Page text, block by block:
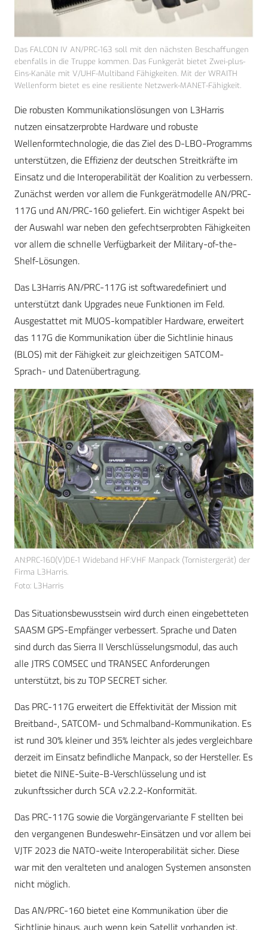
Das FALCON IV AN/PRC-163 soll mit den nächsten Beschaffungen
ebenfalls in die Truppe kommen. Das Funkgerät bietet Zwei-plus-
Eins-Kanäle mit V/UHF-Multiband Fähigkeiten. Mit der WRAITH
Wellenform bietet es eine resiliente Netzwerk-MANET-Fähigkeit.
Die robusten Kommunikationslösungen von L3Harris
nutzen einsatzerprobte Hardware und robuste
Wellenformtechnologie, die das Ziel des D-LBO-Programms
unterstützen, die Effizienz der deutschen Streitkräfte im
Einsatz und die Interoperabilität der Koalition zu verbessern.
Zunächst werden vor allem die Funkgerätmodelle AN/PRC-
117G und AN/PRC-160 geliefert. Ein wichtiger Aspekt bei
der Auswahl war neben den gefechtserprobten Fähigkeiten
vor allem die schnelle Verfügbarkeit der Military-of-the-
Shelf-Lösungen.
Das L3Harris AN/PRC-117G ist softwaredefiniert und
unterstützt dank Upgrades neue Funktionen im Feld.
Ausgestattet mit MUOS-kompatibler Hardware, erweitert
das 117G die Kommunikation über die Sichtlinie hinaus
(BLOS) mit der Fähigkeit zur gleichzeitigen SATCOM-
Sprach- und Datenübertragung.
AN:PRC-160(V)DE-1 Wideband HF:VHF Manpack (Tornistergerät) der
Firma L3Harris.
Foto: L3Harris
Das Situationsbewusstsein wird durch einen eingebetteten
SAASM GPS-Empfänger verbessert. Sprache und Daten
sind durch das Sierra II Verschlüsselungsmodul, das auch
alle JTRS COMSEC und TRANSEC Anforderungen
unterstützt, bis zu TOP SECRET sicher.
Das PRC-117G erweitert die Effektivität der Mission mit
Breitband-, SATCOM- und Schmalband-Kommunikation. Es
ist rund 30% kleiner und 35% leichter als jedes vergleichbare
derzeit im Einsatz befindliche Manpack, so der Hersteller. Es
bietet die NINE-Suite-B-Verschlüsselung und ist
zukunftssicher durch SCA v2.2.2-Konformität.
Das PRC-117G sowie die Vorgängervariante F stellten bei
den vergangenen Bundeswehr-Einsätzen und vor allem bei
VJTF 2023 die NATO-weite Interoperabilität sicher. Diese
war mit den veralteten und analogen Systemen ansonsten
nicht möglich.
Das AN/PRC-160 bietet eine Kommunikation über die